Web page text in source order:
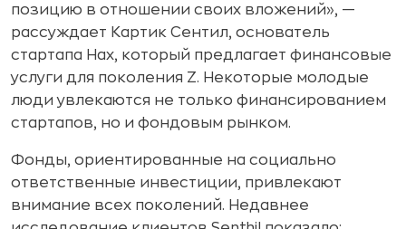
позицию в отношении своих вложений», —
рассуждает Картик Сентил, основатель
стартапа Hax, который предлагает финансовые
услуги для поколения Z. Некоторые молодые
люди увлекаются не только финансированием
стартапов, но и фондовым рынком.
Фонды, ориентированные на социально
ответственные инвестиции, привлекают
внимание всех поколений. Недавнее